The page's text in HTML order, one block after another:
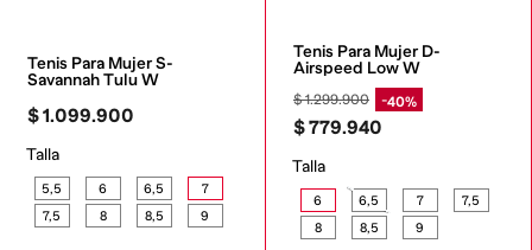
Tenis Para Mujer S-
Savannah Tulu W
$1.099.900
Talla
5,5 6 6,5
7
7,5
8 8,5 9
Tenis Para Mujer D-
Airspeed Low W
$1.299.900 40%
$779.940
Talla
6 6,5 7
7,5
8
8,5 9